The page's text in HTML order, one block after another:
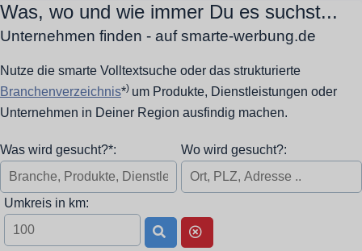
Was, wo und wie immer Du es suchst...
Unternehmen finden - auf smarte-werbung.de
Nutze die smarte Volltextsuche oder das strukturierte
Branchenverzeichnis*) um Produkte, Dienstleistungen oder
Unternehmen in Deiner Region ausfindig machen.
Was wird gesucht?*: Wo wird gesucht?:
Umkreis in km: